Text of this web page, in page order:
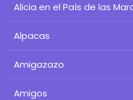
Alicia en el País de las
Alpacas
Amigazazo
Amigos